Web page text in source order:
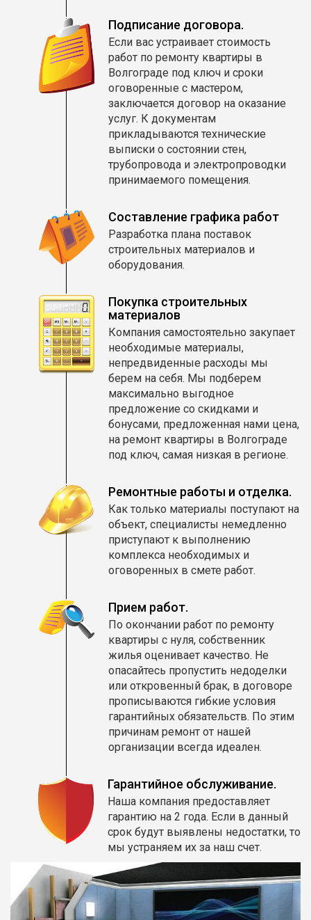
Подписание договора.
Если вас устраивает стоимость
работ по ремонту квартиры в
Волгограде под ключ и сроки
оговоренные с мастером,
заключается договор на оказание
услуг. К документам
прикладываются технические
выписки о состоянии стен,
трубопровода и электропроводки
принимаемого помещения.
Составление графика работ
Разработка плана поставок
строительных материалов и
оборудования.
Покупка строительных
материалов
Компания самостоятельно закупает
необходимые материалы,
непредвиденные расходы мы
берем на себя. Мы подберем
максимально выгодное
предложение со скидками и
бонусами, предложенная нами цена,
на ремонт квартиры в Волгограде
под ключ, самая низкая в регионе.
Ремонтные работы и отделка.
Как только материалы поступают на
объект, специалисты немедленно
приступают к выполнению
комплекса необходимых и
оговоренных в смете работ.
Прием работ.
По окончании работ по ремонту
квартиры с нуля, собственник
жилья оценивает качество. Не
опасайтесь пропустить недоделки
или откровенный брак, в договоре
прописываются гибкие условия
гарантийных обязательств. По этим
причинам ремонт от нашей
организации всегда идеален.
Гарантийное обслуживание.
Наша компания предоставляет
гарантию на 2 года. Если в данный
срок будут выявлены недостатки, то
мы устраняем их за наш счет.